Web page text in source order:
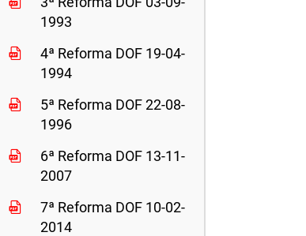
1993
4ª Reforma DOF 19-04-
1994
5ª Reforma DOF 22-08-
1996
6ª Reforma DOF 13-11-
2007
7ª Reforma DOF 10-02-
2014